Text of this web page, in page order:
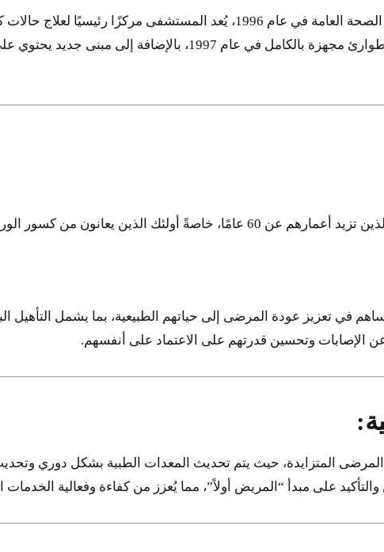
بصفته جزءًا من برنامج رعاية المسنين الذي أطلقته وزارة الصحة العامة في عام
العظام للمسنين. وبتوجيهات هذا البرنامج، تم إنشاء غرفة طوارئ مجهزة
يوفر المستشفى خدمات متقدمة لمرضى جراحة العظام الذين تزيد أعمارهم عن 60
في تعزيز عودة المرضى إلى حياتهم الطبيعية، بما يشمل التأهيل
الإصابات وتحسين قدرتهم على الاعتماد على أنفسهم.
المرضى المتزايدة، حيث يتم تحديث المعدات الطبية بشكل دوري
على مبدأ “المريض أولاً”، مما يُعزز من كفاءة وفعالية الخدمات